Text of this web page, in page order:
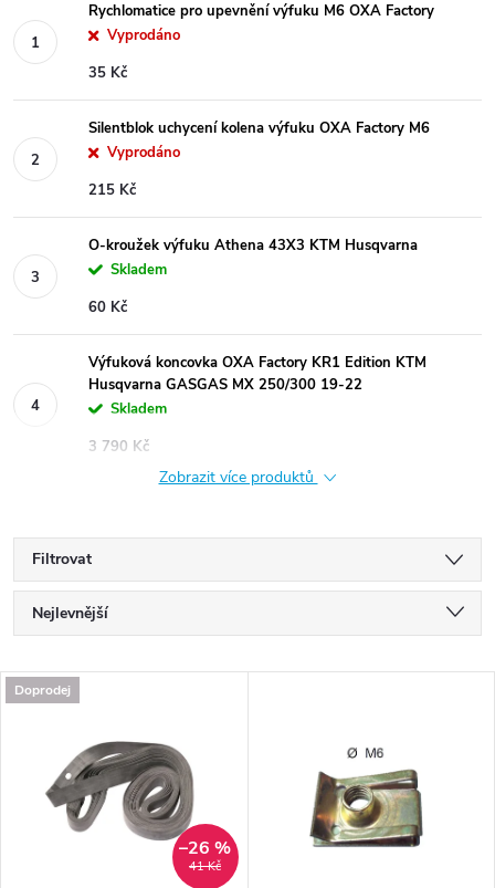
Rychlomatice pro upevnění výfuku M6 OXA Factory
Vyprodáno
35 Kč
Silentblok uchycení kolena výfuku OXA Factory M6
Vyprodáno
215 Kč
O-kroužek výfuku Athena 43X3 KTM Husqvarna
Skladem
60 Kč
Výfuková koncovka OXA Factory KR1 Edition KTM
Husqvarna GASGAS MX 250/300 19-22
Skladem
3 790 Kč
Zobrazit více produktů
Filtrovat
Ř
a
Nejlevnější
Nejprodávanější
Abecedně
V
Doprodej
41 Kč
–26 %